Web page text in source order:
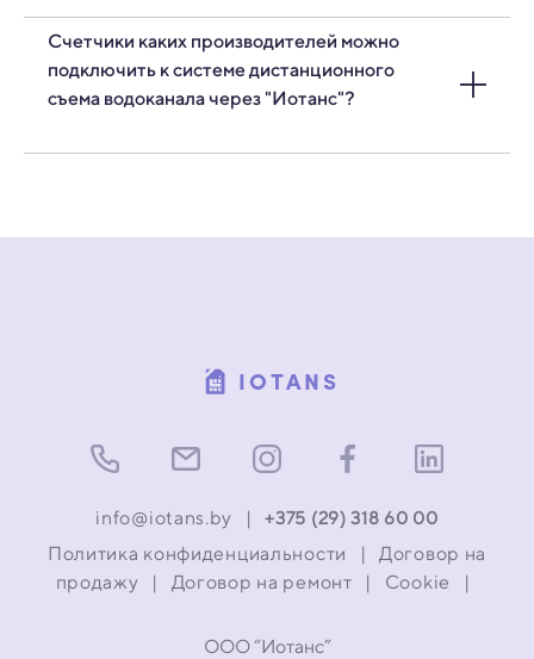
оборудования, предлагаем связаться с нашими
специалистами по номеру+375 (29) 318 60 00
бесплатно проконсультируем и поможем “под
ключ” решить проблему в кратчайшие сроки.
При неисправности счетчика необходимо
Компания “Иотанс” является дистрибьютором.
Счетчики каких производителей можно
подключить к системе дистанционного
съема водоканала через "Иотанс"?
ООО “Иотанс”
IOTANS
info@iotans.by | +375 (29) 318 60 00
Политика конфиденциальности |
Договор на
продажу
| Договор на ремонт | Cookie |